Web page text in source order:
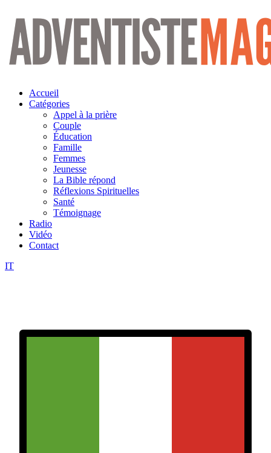
Aller
contenu
Accueil
Catégories
Appel à la prière
Couple
Éducation
Famille
Femmes
Jeunesse
La Bible répond
Réflexions Spirituelles
Santé
Témoignage
Radio
Vidéo
Contact
IT